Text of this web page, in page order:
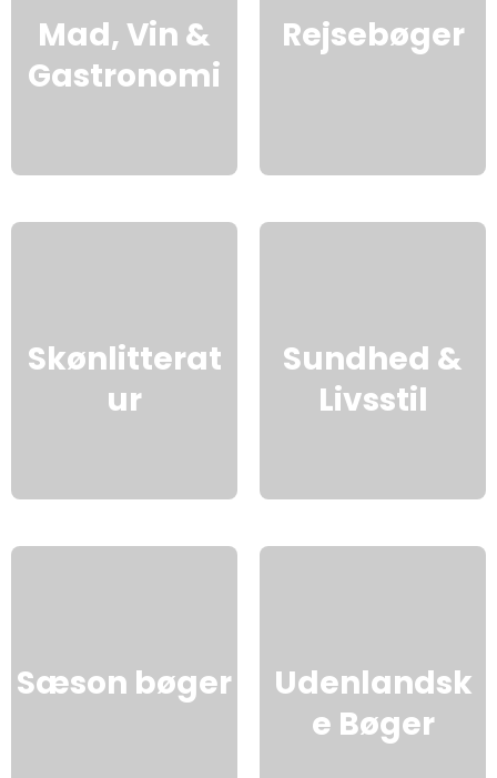
Mad, Vin &
Gastronomi
Rejsebøger
Skønlitterat
ur
Sundhed &
Livsstil
Sæson bøger
Udenlandsk
e Bøger